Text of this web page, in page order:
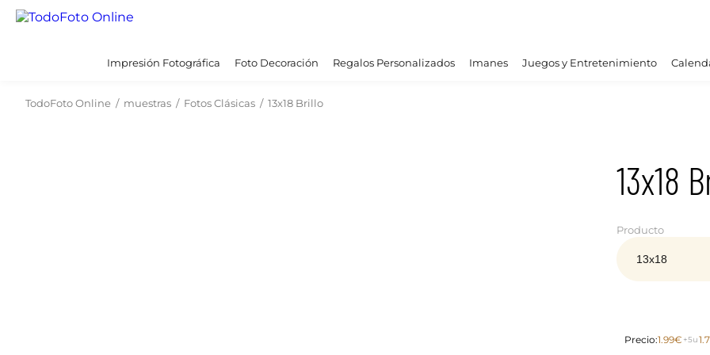
Impresión Fotográfica Foto Decoración Regalos Personalizados Imanes Juegos y Entretenimiento
TodoFoto Online / muestras / Fotos Clásicas / 13x18 Brillo
13x18
Producto
Precio:1.99€ +5u